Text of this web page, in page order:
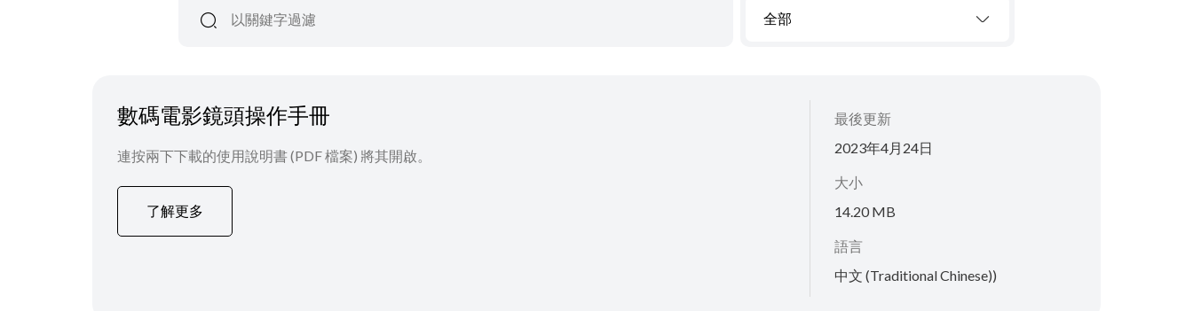
全部
數碼電影鏡頭操作手冊
連按兩下下載的使用說明書 (PDF 檔案) 將其開啟。
了解更多
最後更新
2023年4月24日
大小
14.20 MB
語言
中文 (Traditional Chinese))